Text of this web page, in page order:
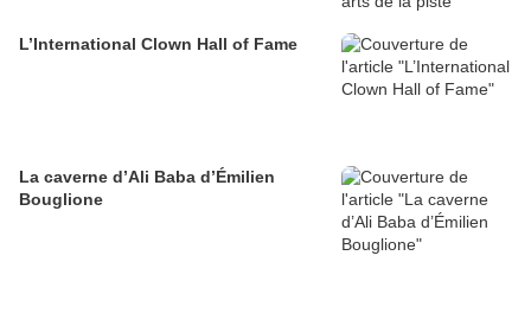
L’International Clown Hall of Fame
La caverne d’Ali Baba d’Émilien
Bouglione